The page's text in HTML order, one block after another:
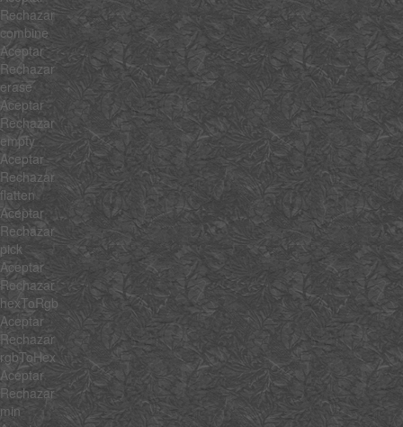
Rechazar
combine
Aceptar
Rechazar
erase
Aceptar
Rechazar
empty
Aceptar
Rechazar
flatten
Aceptar
Rechazar
pick
Aceptar
Rechazar
hexToRgb
Aceptar
Rechazar
rgbToHex
Aceptar
Rechazar
min